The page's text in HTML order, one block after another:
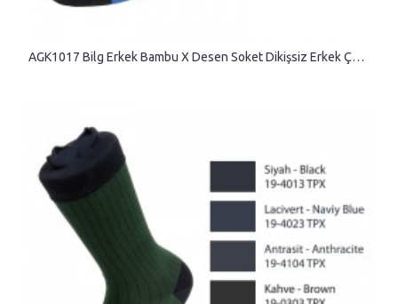
AGK1017 Bilg Erkek Bambu X Desen Soket Dikişsiz Erkek Çorap